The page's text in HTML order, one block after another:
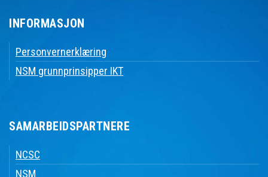
INFORMASJON
Personvernerklæring
NSM grunnprinsipper IKT
SAMARBEIDSPARTNERE
NCSC
NSM